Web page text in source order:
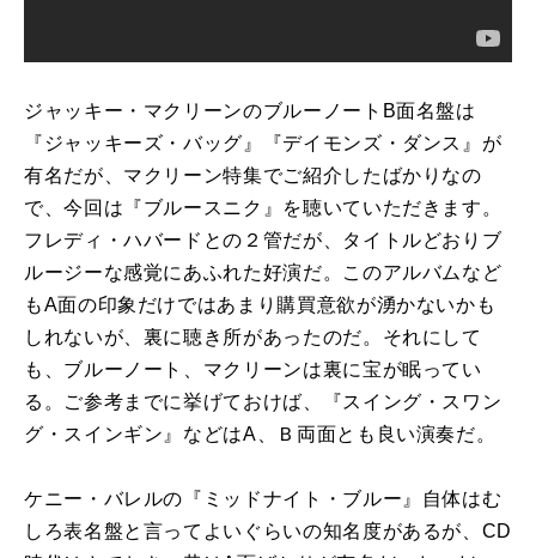
ジャッキー・マクリーンのブルーノート B面名盤は
『ジャッキーズ・バッグ』『デイモンズ・ダンス』が
有名だが、マクリーン特集でご紹介したばかりなの
で、今回は『ブルースニク』を聴いていただきます。
フレディ・ハバードとの２管だが、タイトルどおりブ
ルージーな感覚にあふれた好演だ。このアルバムなど
もA面の印象だけではあまり購買意欲が湧かないかも
しれないが、裏に聴き所があったのだ。それにして
も、ブルーノート、マクリーンは裏に宝が眠ってい
る。ご参考までに挙げておけば、『スイング・スワン
グ・スインギン』などはA 、Ｂ両面とも良い演奏だ。
ケニー・バレルの『ミッドナイト・ブルー』自体はむ
しろ表名盤と言ってよいぐらいの知名度があるが、 CD